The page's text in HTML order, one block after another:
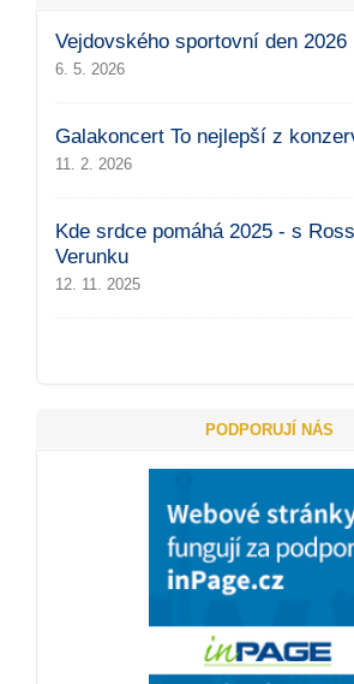
Vejdovského sportovní den 2026
6. 5. 2026
Galakoncert To nejlepší z
11. 2. 2026
Kde srdce pomáhá 2025 - s
Verunku
12. 11. 2025
PODPORUJÍ NÁS